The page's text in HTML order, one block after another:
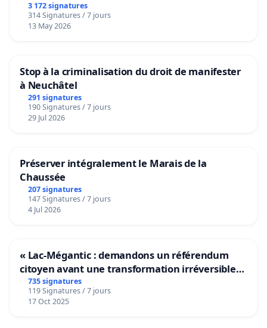
3 172 signatures
314 Signatures / 7 jours
13 May 2026
Stop à la criminalisation du droit de manifester
à Neuchâtel
291 signatures
190 Signatures / 7 jours
29 Jul 2026
Préserver intégralement le Marais de la
Chaussée
207 signatures
147 Signatures / 7 jours
4 Jul 2026
« Lac-Mégantic : demandons un référendum
citoyen avant une transformation irréversible
de notre territoire »
735 signatures
119 Signatures / 7 jours
17 Oct 2025